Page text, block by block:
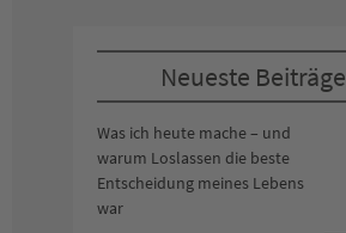
Neueste Beiträge
Was ich heute mache – und
warum Loslassen die beste
Entscheidung meines Lebens
war